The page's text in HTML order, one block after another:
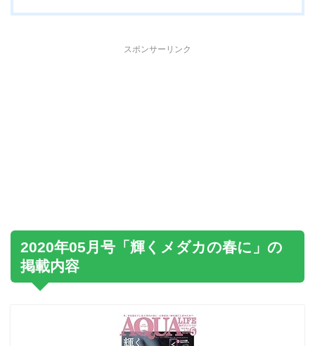
スポンサーリンク
2020年05月号「輝くメダカの春に」の
掲載内容